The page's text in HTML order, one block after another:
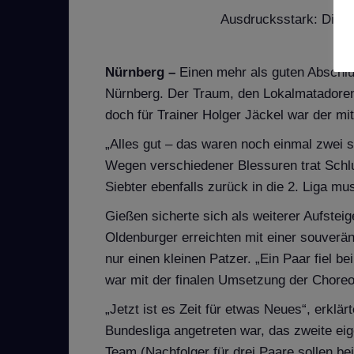
Ausdrucksstark: Die
Nürnberg – Einen mehr als guten
Nürnberg. Der Traum, den
doch für Trainer Holger Jäckel war der
„Alles gut – das waren noch einmal zwei
Wegen verschiedener Blessuren trat
Siebter ebenfalls zurück in die 2. Liga
Gießen sicherte sich als weiterer
Oldenburger erreichten mit einer
nur einen kleinen Patzer. „Ein Paar fiel
war mit der finalen Umsetzung der
„Jetzt ist es Zeit für etwas Neues“,
Bundesliga angetreten war, das zweite